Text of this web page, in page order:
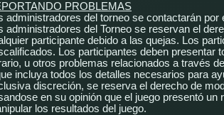
PROBLEMAS
administradores del torneo se contactarán
administradores del Torneo se reservan el
participante debido a las quejas. Los
Los participantes deben presentar
u otros problemas relacionados a través
incluya todos los detalles necesarios para
discreción, se reserva el derecho de
en su opinión que el juego presentó
los resultados del juego.